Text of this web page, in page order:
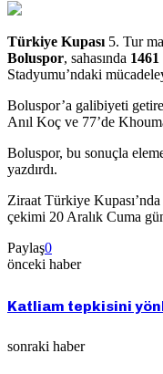
Türkiye Kupası 5. Tur
Boluspor, sahasında
Stadyumu’ndaki
Boluspor’a galibiyeti
Anıl Koç ve 77’de
Boluspor, bu sonuçla
yazdırdı.
Ziraat Türkiye Kupası’nda
çekimi 20 Aralık Cuma
Paylaş0
önceki haber
Katliam tepkisini
sonraki haber